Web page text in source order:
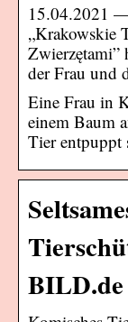
15.04.2021
„Krakowskie
Zwierzętami”
der Frau und
Eine Frau in
einem Baum
Tier entpuppt
BILD.de